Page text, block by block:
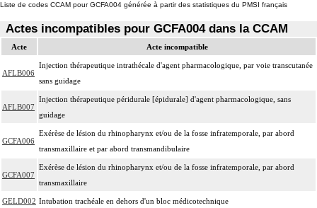
Liste de codes CCAM pour GCFA004 générée à partir des statistiques du PMSI français
Actes incompatibles pour GCFA004 dans la CCAM
Acte Acte incompatible
AFLB006
Injection thérapeutique intrathécale d'agent pharmacologique, par voie transcutanée
sans guidage
AFLB007
Injection thérapeutique péridurale [épidurale] d'agent pharmacologique, sans
guidage
GCFA006
Exérèse de lésion du rhinopharynx et/ou de la fosse infratemporale, par abord
transmaxillaire et par abord transmandibulaire
GCFA007
Exérèse de lésion du rhinopharynx et/ou de la fosse infratemporale, par abord
transmaxillaire
GELD002 Intubation trachéale en dehors d'un bloc médicotechnique